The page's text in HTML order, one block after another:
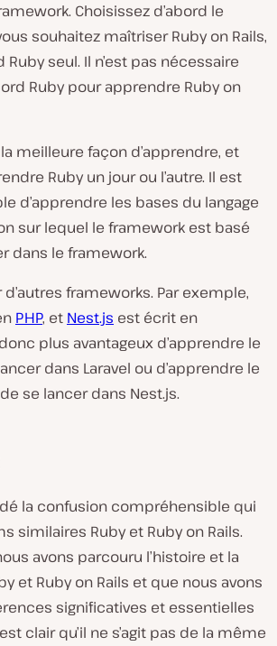
Choisissez d’abord le
souhaitez maîtriser Ruby on Rails,
Ruby seul. Il n’est pas nécessaire
Ruby pour apprendre Ruby on
meilleure façon d’apprendre, et
Ruby un jour ou l’autre. Il est
d’apprendre les bases du langage
sur lequel le framework est basé
dans le framework.
frameworks. Par exemple,
PHP, et Nest.js est écrit en
plus avantageux d’apprendre le
dans Laravel ou d’apprendre le
se lancer dans Nest.js.
la confusion compréhensible qui
similaires Ruby et Ruby on Rails.
avons parcouru l’histoire et la
et Ruby on Rails et que nous avons
significatives et essentielles
clair qu’il ne s’agit pas de la même